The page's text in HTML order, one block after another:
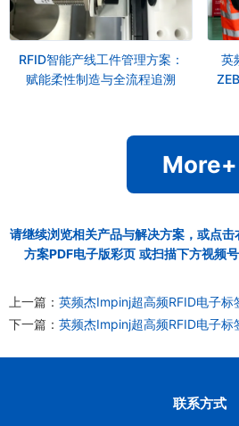
RFID智能产线工件管理方案：
赋能柔性制造与全流程追溯
英
More+
请继续浏览相关产品与解决方案，或点击
方案PDF电子版彩页 或扫描下方视频
上一篇： 英频杰Impinj超高频RFID电子标
下一篇： 英频杰Impinj超高频RFID电子
联系方式